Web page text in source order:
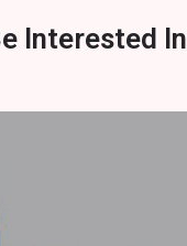
Interested In